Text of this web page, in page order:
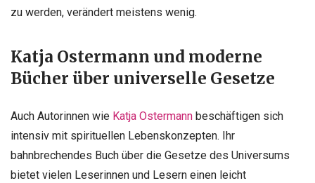
zu werden, verändert meistens wenig.
Katja Ostermann und moderne
Bücher über universelle Gesetze
Auch Autorinnen wie Katja Ostermann beschäftigen sich
intensiv mit spirituellen Lebenskonzepten. Ihr
bahnbrechendes Buch über die Gesetze des Universums
bietet vielen Leserinnen und Lesern einen leicht